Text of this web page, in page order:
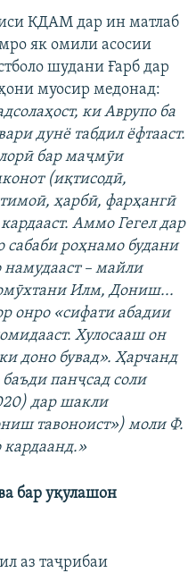
КДАМ дар ин матлаб
як омили асосии
шудани Ғарб дар
муосир медонад:
ки Аврупо ба
дунё табдил ёфтааст.
бар маҷмӯи
(иқтисодӣ,
ҳарбӣ, фарҳангӣ
Аммо Гегел дар
сабаби роҳнамо будани
– майли
Илм, Дониш...
онро «сифати абадии
Хулосааш он
доно бувад». Ҳарчанд
панҷсад соли
дар шакли
тавоноист») моли Ф.
кардаанд.»
бар уқулашон
аз таҷрибаи